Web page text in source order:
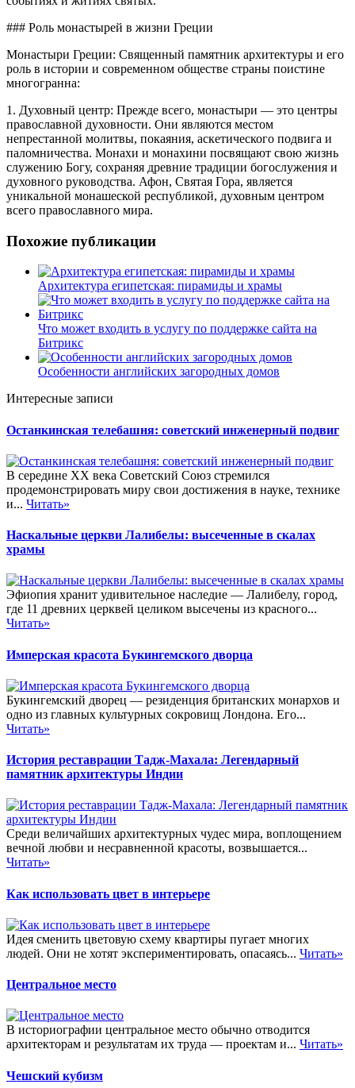
### Роль монастырей в жизни Греции
Монастыри Греции: Священный памятник архитектуры и его
роль в истории и современном обществе страны поистине
многогранна:
1. Духовный центр: Прежде всего, монастыри — это центры
православной духовности. Они являются местом
непрестанной молитвы, покаяния, аскетического подвига и
паломничества. Монахи и монахини посвящают свою жизнь
служению Богу, сохраняя древние традиции богослужения и
духовного руководства. Афон, Святая Гора, является
уникальной монашеской республикой, духовным центром
всего православного мира.
Похожие публикации
Архитектура египетская: пирамиды и храмы
Что может входить в услугу по поддержке сайта на
Битрикс
Особенности английских загородных домов
Интересные записи
Останкинская телебашня: советский инженерный подвиг
В середине XX века Советский Союз стремился
продемонстрировать миру свои достижения в науке, технике
и... Читать»
Наскальные церкви Лалибелы: высеченные в скалах
храмы
Эфиопия хранит удивительное наследие — Лалибелу, город,
где 11 древних церквей целиком высечены из красного...
Читать»
Имперская красота Букингемского дворца
Букингемский дворец — резиденция британских монархов и
одно из главных культурных сокровищ Лондона. Его...
Читать»
История реставрации Тадж-Махала: Легендарный
памятник архитектуры Индии
Среди величайших архитектурных чудес мира, воплощением
вечной любви и несравненной красоты, возвышается...
Читать»
Как использовать цвет в интерьере
Идея сменить цветовую схему квартиры пугает многих
людей. Они не хотят экспериментировать, опасаясь... Читать»
Центральное место
В историографии центральное место обычно отводится
архитекторам и результатам их труда — проектам и... Читать»
Чешский кубизм